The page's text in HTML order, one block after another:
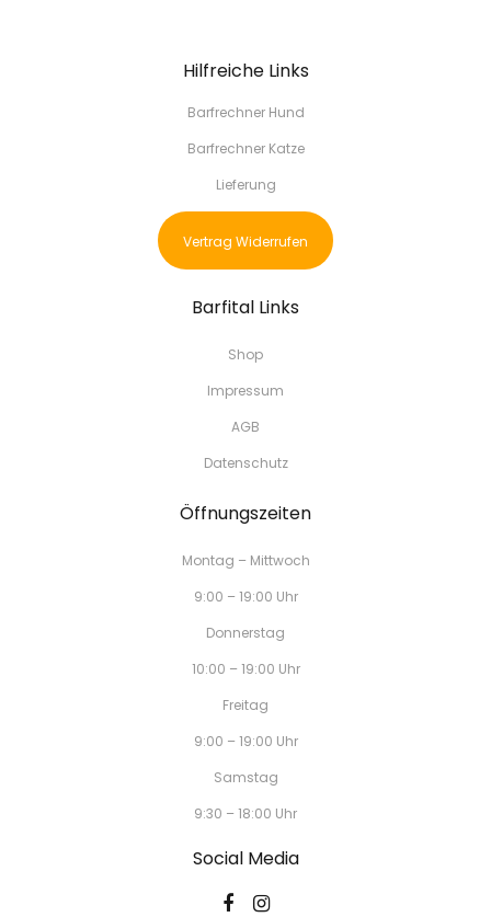
Hilfreiche Links
Barfrechner Hund
Barfrechner Katze
Lieferung
Vertrag Widerrufen
Barfital Links
Shop
Impressum
AGB
Datenschutz
Öffnungszeiten
Montag – Mittwoch
9:00 – 19:00 Uhr
Donnerstag
10:00 – 19:00 Uhr
Freitag
9:00 – 19:00 Uhr
Samstag
9:30 – 18:00 Uhr
Social Media